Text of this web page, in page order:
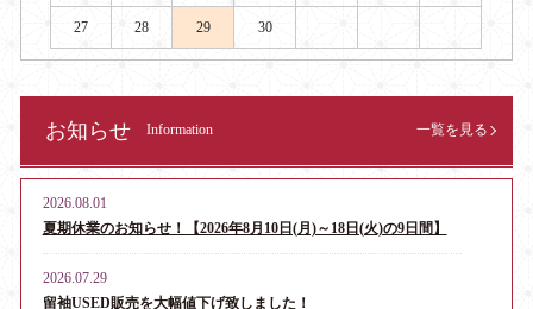
27 28 29 30
お知らせ Information 一覧を見る
2026.08.01
夏期休業のお知らせ！【2026年8月10日(月)～18日(火)の9日間】
2026.07.29
留袖USED販売を大幅値下げ致しました！